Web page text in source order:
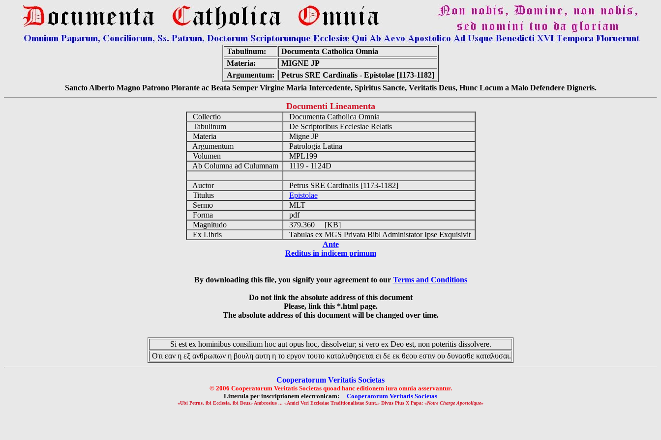
Tabulinum:
Documenta Catholica Omnia
Materia:
MIGNE JP
Argumentum:
Petrus SRE Cardinalis - Epistolae [1173-1182]
Sancto Alberto Magno Patrono Plorante ac Beata Semper Virgine Maria Intercedente, Spiritus Sancte, Veritatis Deus, Hunc Locum a Malo Defendere Digneris.
Documenti Lineamenta
Collectio
Documenta Catholica Omnia
Tabulinum
De Scriptoribus Ecclesiae Relatis
Materia
Migne JP
Argumentum
Patrologia Latina
Volumen
MPL199
Ab Columna ad Culumnam
1119 - 1124D
Auctor
Petrus SRE Cardinalis [1173-1182]
Titulus
Epistolae
Sermo
MLT
Forma
pdf
Magnitudo
379.360 [KB]
Ex Libris
Tabulas ex MGS Privata Bibl Administator Ipse Exquisivit
Ante
Reditus in indicem primum
By downloading this file, you signify your agreement to our Terms and Conditions
Do not link the absolute address of this document
Please, link this *.html page.
The absolute address of this document will be changed over time.
Si est ex hominibus consilium hoc aut opus hoc, dissolvetur; si vero ex Deo est, non poteritis dissolvere.
Οτι εαν η εξ ανθρωπων η βουλη αυτη η το εργον τουτο καταλυθησεται ει δε εκ θεου εστιν ου δυνασθε καταλυσαι.
Cooperatorum Veritatis Societas
© 2006 Cooperatorum Veritatis Societas quoad hanc editionem iura omnia asservantur.
Litterula per inscriptionem electronicam: Cooperatorum Veritatis Societas
«Ubi Petrus, ibi Ecclesia, ibi Deus» Ambrosius ... «Amici Veri Ecclesiae Traditionalistae Sunt.» Divus Pius X Papa: «Notre Charge Apostolique»